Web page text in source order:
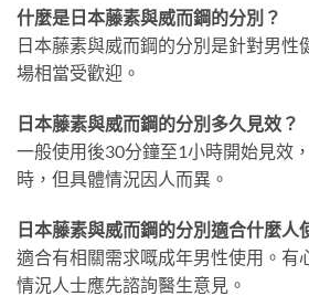
什麼是日本藤素與威而鋼的分別？
日本藤素與威而鋼的分別是針對男性
場相當受歡迎。
日本藤素與威而鋼的分別多久見效？
一般使用後30分鐘至1小時開始見效
時，但具體情況因人而異。
日本藤素與威而鋼的分別適合什麼人
適合有相關需求嘅成年男性使用。有
情況人士應先諮詢醫生意見。